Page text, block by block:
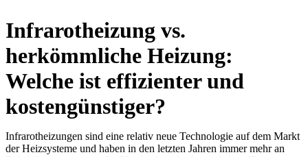
Infrarotheizung vs.
herkömmliche Heizung:
Welche ist effizienter und
kostengünstiger?
Infrarotheizungen sind eine relativ neue Technologie auf dem Markt
der Heizsysteme und haben in den letzten Jahren immer mehr an